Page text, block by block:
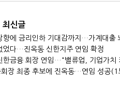
최신글
향에 금리인하 기대감까지…가계대출
었다…진옥동 신한지주 연임 확정
한금융 회장 연임…"밸류업, 기업가치
회장 최종 후보에 진옥동…연임 성공(1